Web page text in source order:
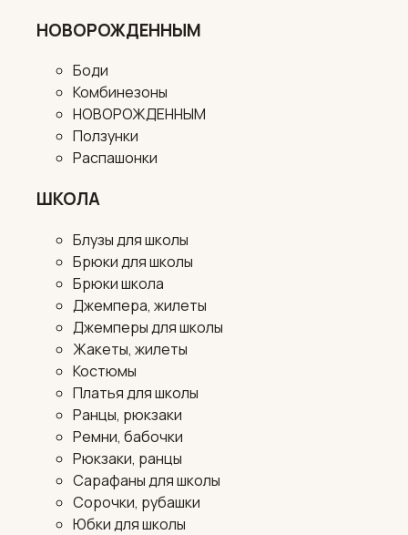
НОВОРОЖДЕННЫМ
Боди
Комбинезоны
НОВОРОЖДЕННЫМ
Ползунки
Распашонки
ШКОЛА
Блузы для школы
Брюки для школы
Брюки школа
Джемпера, жилеты
Джемперы для школы
Жакеты, жилеты
Костюмы
Платья для школы
Ранцы, рюкзаки
Ремни, бабочки
Рюкзаки, ранцы
Сарафаны для школы
Сорочки, рубашки
Юбки для школы